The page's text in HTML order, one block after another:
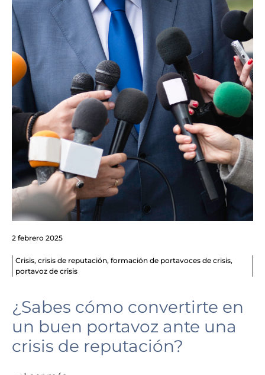
2 febrero 2025
Crisis, crisis de reputación, formación de portavoces de crisis,
portavoz de crisis
¿Sabes cómo convertirte en
un buen portavoz ante una
crisis de reputación?